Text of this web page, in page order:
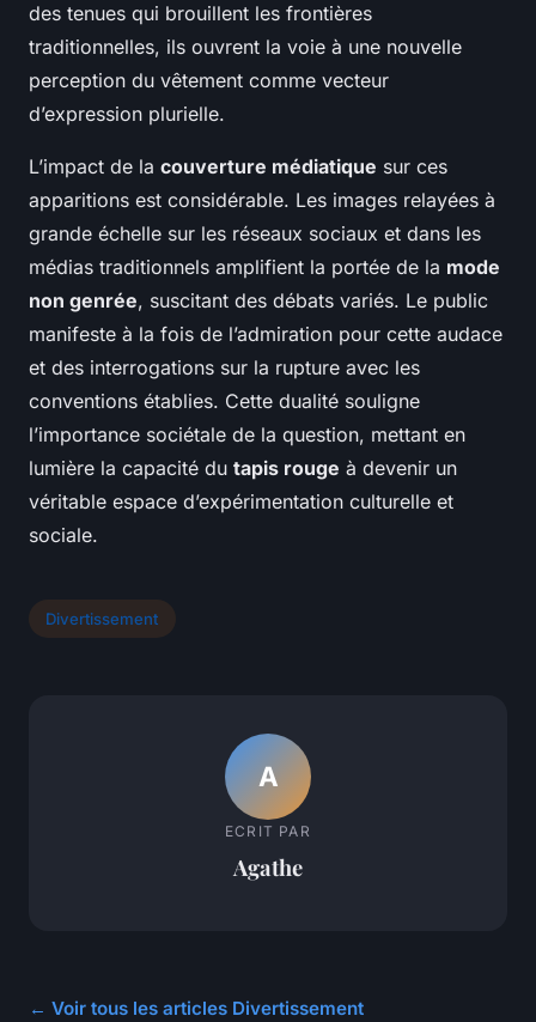
des tenues qui brouillent les frontières
traditionnelles, ils ouvrent la voie à une nouvelle
perception du vêtement comme vecteur
d’expression plurielle.
L’impact de la couverture médiatique sur ces
apparitions est considérable. Les images relayées à
grande échelle sur les réseaux sociaux et dans les
médias traditionnels amplifient la portée de la mode
non genrée, suscitant des débats variés. Le public
manifeste à la fois de l’admiration pour cette audace
et des interrogations sur la rupture avec les
conventions établies. Cette dualité souligne
l’importance sociétale de la question, mettant en
lumière la capacité du tapis rouge à devenir un
véritable espace d’expérimentation culturelle et
sociale.
Divertissement
A
ECRIT PAR
Agathe
← Voir tous les articles Divertissement